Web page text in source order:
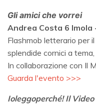
Gli amici che vorrei
Andrea Costa 6 Imola
Flashmob letterario per
splendide cornici a tema,
In collaborazione con Il
Guarda l'evento >>>
Ioleggoperché! Il